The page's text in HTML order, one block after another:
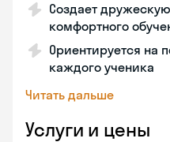
Создает
комфортного
Ориентируется на
каждого ученика
Читать дальше
Услуги и цены